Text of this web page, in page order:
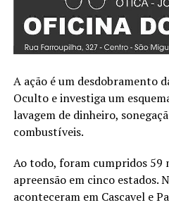
A ação é um desdobramento
Oculto e investiga um
lavagem de dinheiro,
combustíveis.
Ao todo, foram cumpridos 59
apreensão em cinco estados.
aconteceram em Cascavel e